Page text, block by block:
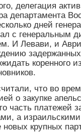
делегация
департамента
дней
с генеральным
И Левави, и
коренного
что во
о закупке
часть платежей
а
новых крупных